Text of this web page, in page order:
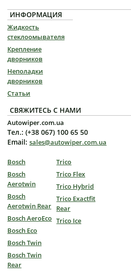
ИНФОРМАЦИЯ
Жидкость
стеклоомывателя
Крепление
дворников
Неполадки
дворников
Статьи
СВЯЖИТЕСЬ С НАМИ
Autowiper.com.ua
Тел.: (+38 067) 100 65 50
Email: sales@autowiper.com.ua
Bosch
Bosch
Aerotwin
Bosch
Aerotwin Rear
Bosch AeroEco
Bosch Eco
Bosch Twin
Bosch Twin
Rear
Trico
Trico Flex
Trico Hybrid
Trico Exactfit
Rear
Trico Ice